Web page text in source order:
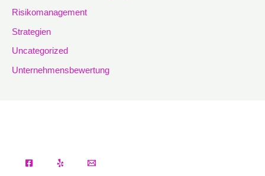
Risikomanagement
Strategien
Uncategorized
Unternehmensbewertung